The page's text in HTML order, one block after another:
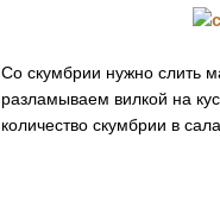
Со скумбрии нужно слить
разламываем вилкой на
количество скумбрии в